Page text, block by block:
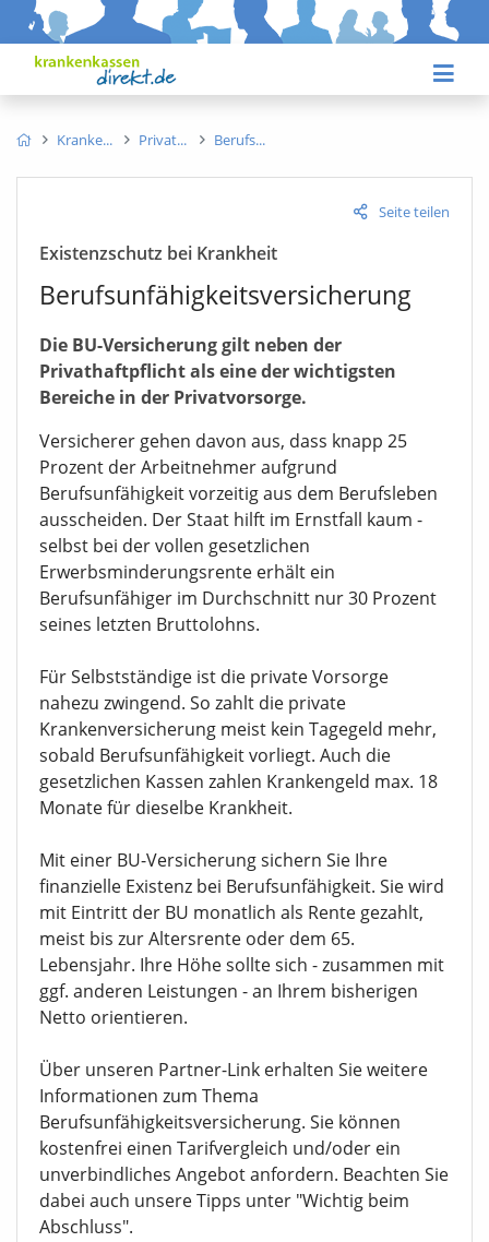
Kranke Privat Berufs
Seite teilen
Existenzschutz bei Krankheit
Berufsunfähigkeitsversicherung
Die BU-Versicherung gilt neben der
Privathaftpflicht als eine der wichtigsten
Bereiche in der Privatvorsorge.
Versicherer gehen davon aus, dass knapp 25
Prozent der Arbeitnehmer aufgrund
Berufsunfähigkeit vorzeitig aus dem Berufsleben
ausscheiden. Der Staat hilft im Ernstfall kaum -
selbst bei der vollen gesetzlichen
Erwerbsminderungsrente erhält ein
Berufsunfähiger im Durchschnitt nur 30 Prozent
seines letzten Bruttolohns.
Für Selbstständige ist die private Vorsorge
nahezu zwingend. So zahlt die private
Krankenversicherung meist kein Tagegeld mehr,
sobald Berufsunfähigkeit vorliegt. Auch die
gesetzlichen Kassen zahlen Krankengeld max. 18
Monate für dieselbe Krankheit.
Mit einer BU-Versicherung sichern Sie Ihre
finanzielle Existenz bei Berufsunfähigkeit. Sie wird
mit Eintritt der BU monatlich als Rente gezahlt,
meist bis zur Altersrente oder dem 65.
Lebensjahr. Ihre Höhe sollte sich - zusammen mit
ggf. anderen Leistungen - an Ihrem bisherigen
Netto orientieren.
Über unseren Partner-Link erhalten Sie weitere
Informationen zum Thema
Berufsunfähigkeitsversicherung. Sie können
kostenfrei einen Tarifvergleich und/oder ein
unverbindliches Angebot anfordern. Beachten Sie
dabei auch unsere Tipps unter "Wichtig beim
Abschluss".